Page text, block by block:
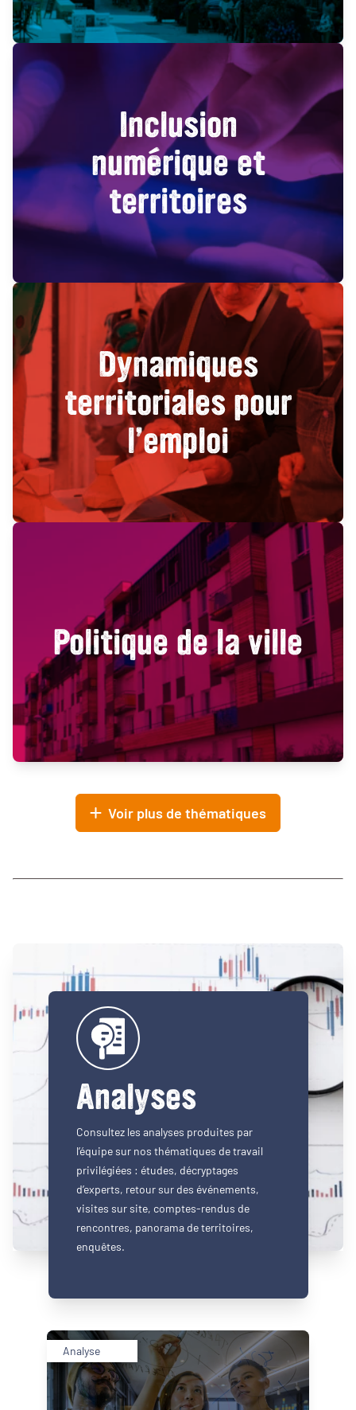
Inclusion
numérique et
territoires
Dynamiques
territoriales pour
l’emploi
Politique de la ville
Voir plus de thématiques
Analyses
Consultez les analyses produites par
l’équipe sur nos thématiques de travail
privilégiées : études, décryptages
d’experts, retour sur des événements,
visites sur site, comptes-rendus de
rencontres, panorama de territoires,
enquêtes.
Analyse